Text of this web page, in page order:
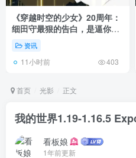
《穿越时空的少女》20周年：
细田守最狠的告白，是逼你承
认有些夏天回不去了！
资讯
11小时前 403
首页 光影 正文
我的世界1.19-1.16.5
看板娘
1年前更新